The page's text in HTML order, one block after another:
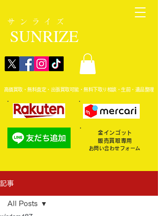
サンライズ
SUNRIZE
高価買取・無料査定・出張買取可能・無料下取り相談・生前・遺品整理
金インゴット
販売買取専用
お問い合わせフォーム
記事
All Posts